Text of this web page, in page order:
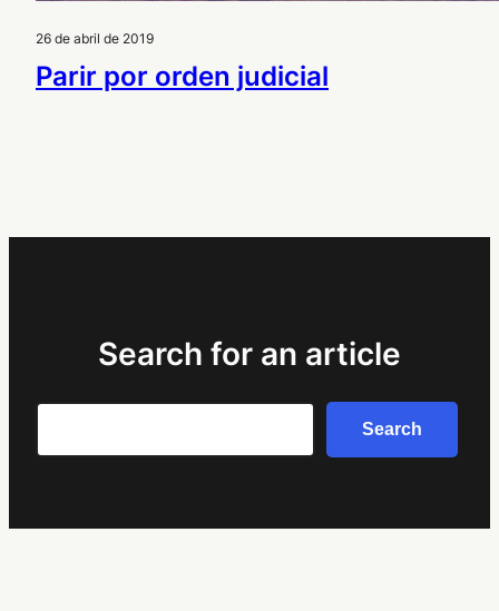
26 de abril de 2019
Parir por orden judicial
Search for an article
Search